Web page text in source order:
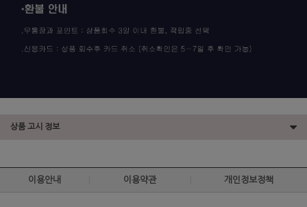
상품 고시 정보
이용안내 이용약관 개인정보정책